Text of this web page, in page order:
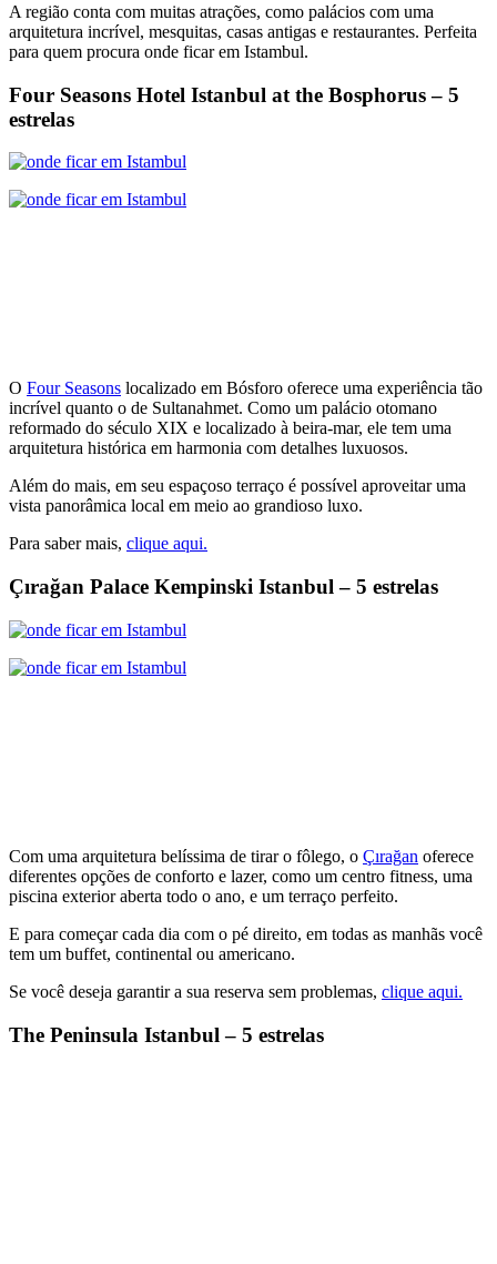
A região conta com muitas atrações, como palácios com uma
arquitetura incrível, mesquitas, casas antigas e restaurantes. Perfeita
para quem procura onde ficar em Istambul.
Four Seasons Hotel Istanbul at the Bosphorus – 5
estrelas
O Four Seasons localizado em Bósforo oferece uma experiência tão
incrível quanto o de Sultanahmet. Como um palácio otomano
reformado do século XIX e localizado à beira-mar, ele tem uma
arquitetura histórica em harmonia com detalhes luxuosos.
Além do mais, em seu espaçoso terraço é possível aproveitar uma
vista panorâmica local em meio ao grandioso luxo.
Para saber mais, clique aqui.
Çırağan Palace Kempinski Istanbul – 5 estrelas
Com uma arquitetura belíssima de tirar o fôlego, o Çırağan oferece
diferentes opções de conforto e lazer, como um centro fitness, uma
piscina exterior aberta todo o ano, e um terraço perfeito.
E para começar cada dia com o pé direito, em todas as manhãs você
tem um buffet, continental ou americano.
Se você deseja garantir a sua reserva sem problemas, clique aqui.
The Peninsula Istanbul – 5 estrelas